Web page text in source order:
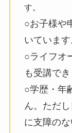
す。
○お子様や
いています
○ライフオ
も受講でき
○学歴・年
ん。ただ
に支障の